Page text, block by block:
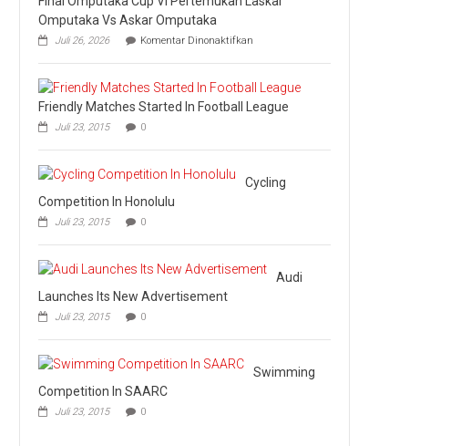
Omputaka Vs Askar Omputaka
Juli 26, 2026 Komentar Dinonaktifkan
Omputaka
Cup
VI
Pertemukan
Vs
Omputaka
Friendly Matches Started In Football League
Juli 23, 2015 0
Cycling
Competition In Honolulu
Juli 23, 2015 0
Audi
Launches Its New Advertisement
Juli 23, 2015 0
Swimming
Competition In SAARC
Juli 23, 2015 0